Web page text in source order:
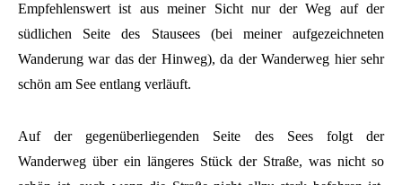
Empfehlenswert ist aus meiner Sicht nur der Weg auf der
südlichen Seite des Stausees (bei meiner aufgezeichneten
Wanderung war das der Hinweg), da der Wanderweg hier sehr
schön am See entlang verläuft.
Auf der gegenüberliegenden Seite des Sees folgt der
Wanderweg über ein längeres Stück der Straße, was nicht so